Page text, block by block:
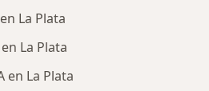
La Plata
La Plata
en La Plata